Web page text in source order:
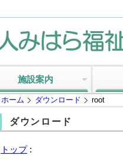
施設案内
ホーム ダウンロード root
ダウンロード
トップ: